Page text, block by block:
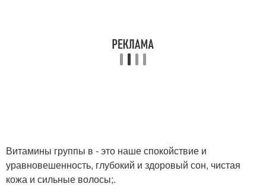
Витамины группы в - это наше спокойствие и
уравновешенность, глубокий и здоровый сон, чистая
кожа и сильные волосы;.